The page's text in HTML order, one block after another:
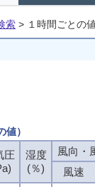
索 > １時間ごとの
）
圧
湿度
(％)
風向・
風速
圧
湿度
(％)
風向・
風速
圧
湿度
(％)
風向・
風速
圧
湿度
(％)
風向・
風速